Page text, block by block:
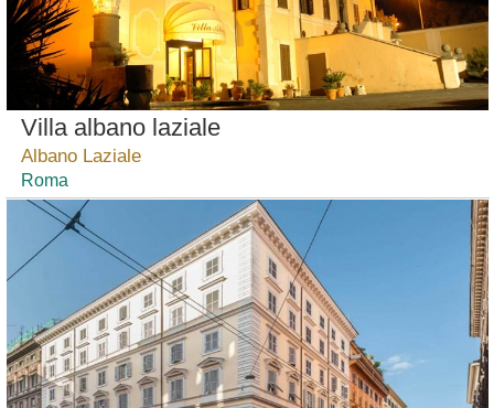
Villa albano laziale
Albano Laziale
Roma